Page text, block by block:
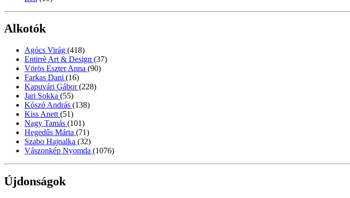
Alkotók
Agócs Virág (418)
Entirrè Art & Design (37)
Vörös Eszter Anna (90)
Farkas Dani (16)
Kapuvári Gábor(228)
Jari Sokka (55)
Kószó András (138)
Kiss Anett (51)
Nagy Tamás (101)
Hegedűs Márta (71)
Szabo Hajnalka (32)
Vászonkép Nyomda (1076)
Újdonságok